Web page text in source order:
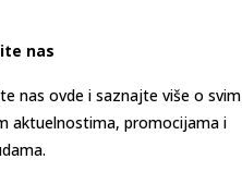
nas
nas ovde i saznajte više o svim
aktuelnostima, promocijama i